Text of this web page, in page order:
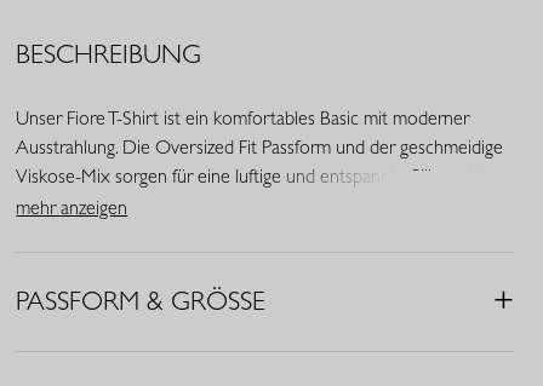
BESCHREIBUNG
Unser Fiore T-Shirt ist ein komfortables Basic mit moderner
Ausstrahlung. Die Oversized Fit Passform und der geschmeidige
Viskose-Mix sorgen für eine luftige und entspannte Silhouette.
Der Rundhalsausschnitt und die Dreiviertelärmel verleihen dem
mehr anzeigen
PASSFORM & GRÖSSE